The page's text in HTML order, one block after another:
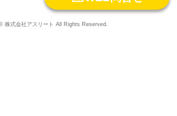
株式会社アスリート All Rights Reserved.